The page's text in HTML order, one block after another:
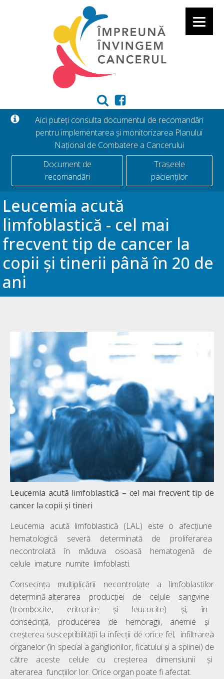
Aici puteți consulta documentul de recomandări
pentru implementarea și monitorizarea Planului
Național de Combatere a Cancerului
Document de
recomandări
Traseele
pacienților
Leucemia acută
limfoblastică - cel mai
frecvent tip de cancer la
copii și tinerii până în 20 de
ani
Leucemia acută limfoblastică – cel mai frecvent tip de
cancer la copii și tineri
Leucemia acută limfoblastică (LAL) este o afecțiune
hematologică severă determinată de proliferarea
necontrolată în măduva osoasă hematogenă de
celule imature numite limfoblasti.
Consecința multiplicării necontrolate a limfoblastilor
determină alterarea producției de celule sangvine
(trombocite, eritrocite și leucocite) și, în
consecință, producerea de hemoragii, anemie și
creșterea susceptibilității la infecții de orice fel; infiltrarea
organelor (în special a ganglionilor, ficatului și a splinei) de
către aceste celule cu creșterea dimensiunii și
alterarea funcțiilor lor. Orice organ poate fi afectat.